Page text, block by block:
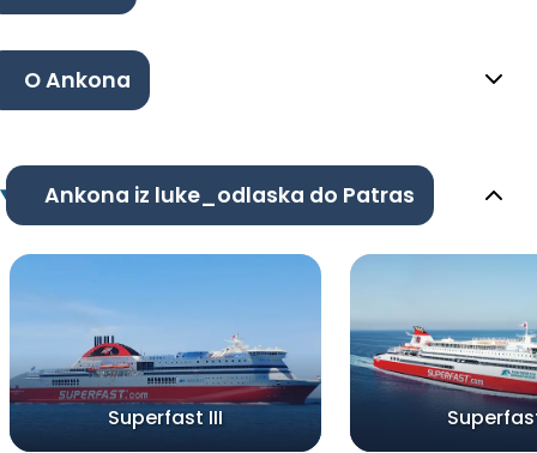
O Ankona
Ankona iz luke_odlaska do Patras
Superfast III